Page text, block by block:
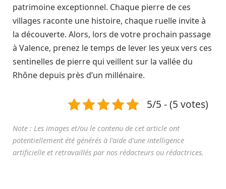
patrimoine exceptionnel. Chaque pierre de ces
villages raconte une histoire, chaque ruelle invite à
la découverte. Alors, lors de votre prochain passage
à Valence, prenez le temps de lever les yeux vers ces
sentinelles de pierre qui veillent sur la vallée du
Rhône depuis près d’un millénaire.
5/5 - (5 votes)